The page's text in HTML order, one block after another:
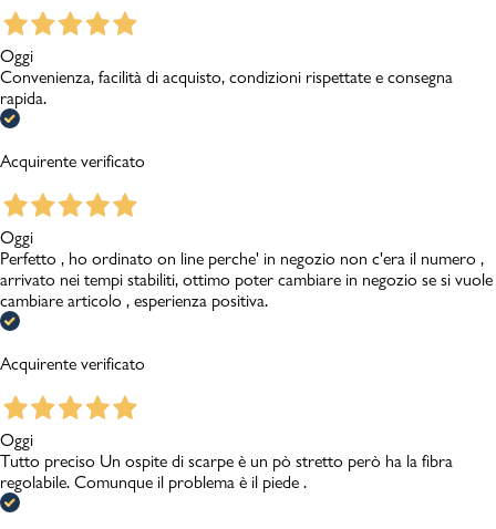
Oggi
Convenienza, facilità di acquisto, condizioni rispettate e consegna
rapida.
Acquirente verificato
Oggi
Perfetto , ho ordinato on line perche' in negozio non c'era il numero ,
arrivato nei tempi stabiliti, ottimo poter cambiare in negozio se si vuole
cambiare articolo , esperienza positiva.
Acquirente verificato
Oggi
Tutto preciso Un ospite di scarpe è un pò stretto però ha la fibra
regolabile. Comunque il problema è il piede .